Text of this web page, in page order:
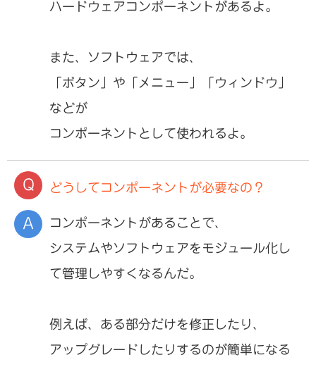
ハードウェアコンポーネントがあるよ。
また、ソフトウェアでは、
「ボタン」や「メニュー」「ウィンドウ」
などが
コンポーネントとして使われるよ。
どうしてコンポーネントが必要なの？
コンポーネントがあることで、
システムやソフトウェアをモジュール化し
て管理しやすくなるんだ。
例えば、ある部分だけを修正したり、
アップグレードしたりするのが簡単になる